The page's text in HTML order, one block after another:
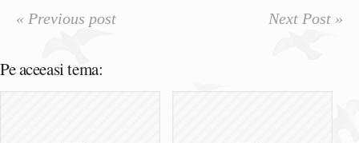
« Previous post Next Post »
Pe aceeasi tema: